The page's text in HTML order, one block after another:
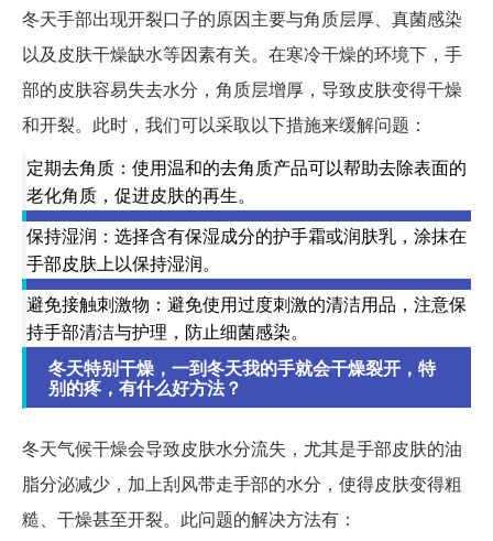
冬天手部出现开裂口子的原因主要与角质层厚、真菌感染
以及皮肤干燥缺水等因素有关。在寒冷干燥的环境下，手
部的皮肤容易失去水分，角质层增厚，导致皮肤变得干燥
和开裂。此时，我们可以采取以下措施来缓解问题：
定期去角质：使用温和的去角质产品可以帮助去除表面的
老化角质，促进皮肤的再生。
保持湿润：选择含有保湿成分的护手霜或润肤乳，涂抹在
手部皮肤上以保持湿润。
避免接触刺激物：避免使用过度刺激的清洁用品，注意保
持手部清洁与护理，防止细菌感染。
冬天特别干燥，一到冬天我的手就会干燥裂开，特
别的疼，有什么好方法？
冬天气候干燥会导致皮肤水分流失，尤其是手部皮肤的油
脂分泌减少，加上刮风带走手部的水分，使得皮肤变得粗
糙、干燥甚至开裂。此问题的解决方法有：